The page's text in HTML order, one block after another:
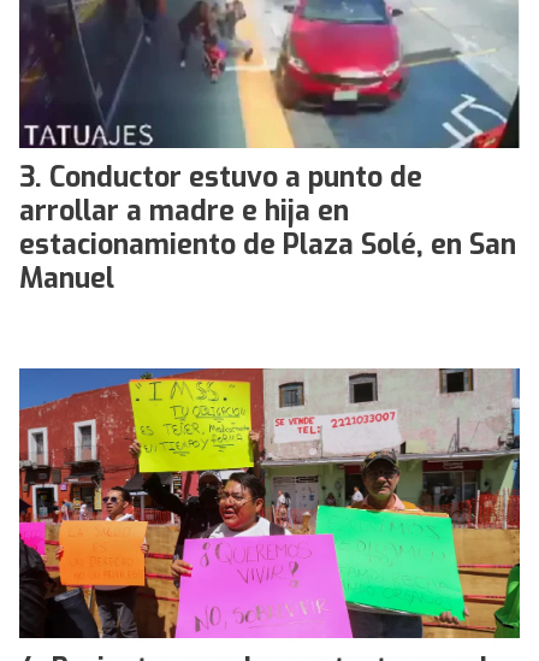
Conductor estuvo a punto de
arrollar a madre e hija en
estacionamiento de Plaza Solé, en San
Manuel